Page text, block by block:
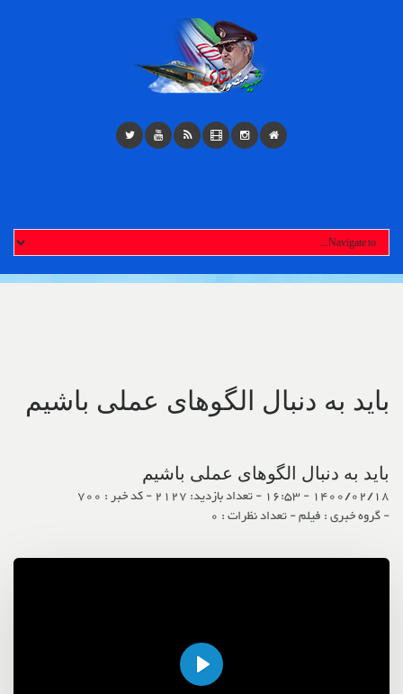
باید به دنبال الگوهای عملی باشیم
باید به دنبال الگوهای عملی باشیم
1400/02/18 - 16:53 - تعداد بازدید: 2127
- کد خبر : 700
- گروه خبری : فیلم- تعداد نظرات : 0
اجرا